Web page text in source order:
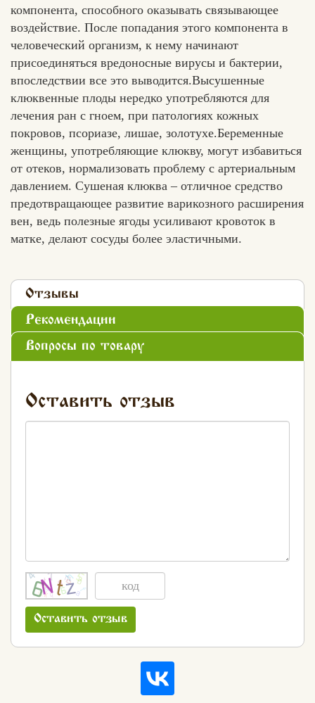
компонента, способного оказывать связывающее
воздействие. После попадания этого компонента в
человеческий организм, к нему начинают
присоединяться вредоносные вирусы и бактерии,
впоследствии все это выводится.Высушенные
клюквенные плоды нередко употребляются для
лечения ран с гноем, при патологиях кожных
покровов, псориазе, лишае, золотухе.Беременные
женщины, употребляющие клюкву, могут избавиться
от отеков, нормализовать проблему с артериальным
давлением. Сушеная клюква – отличное средство
предотвращающее развитие варикозного расширения
вен, ведь полезные ягоды усиливают кровоток в
матке, делают сосуды более эластичными.
Отзывы
Рекомендации
Вопросы по товару
Оставить отзыв
Оставить отзыв